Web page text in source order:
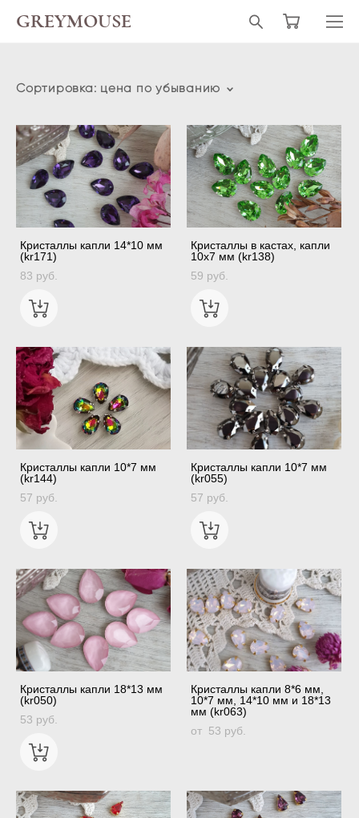
GREYMOUSE
Сортировка: цена по убыванию
Кристаллы капли 14*10 мм
(kr171)
83 pуб.
Кристаллы в кастах, капли
10х7 мм (kr138)
59 pуб.
Кристаллы капли 10*7 мм
(kr144)
57 pуб.
Кристаллы капли 10*7 мм
(kr055)
57 pуб.
Кристаллы капли 18*13 мм
(kr050)
53 pуб.
Кристаллы капли 8*6 мм,
10*7 мм, 14*10 мм и 18*13
мм (kr063)
от 53 pуб.